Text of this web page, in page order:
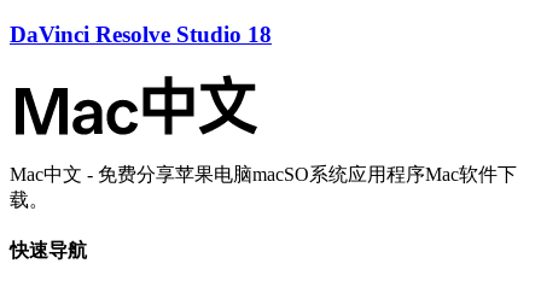
DaVinci Resolve Studio 18
Mac中文 - 免费分享苹果电脑macSO系统应用程序Mac软件下
载。
快速导航